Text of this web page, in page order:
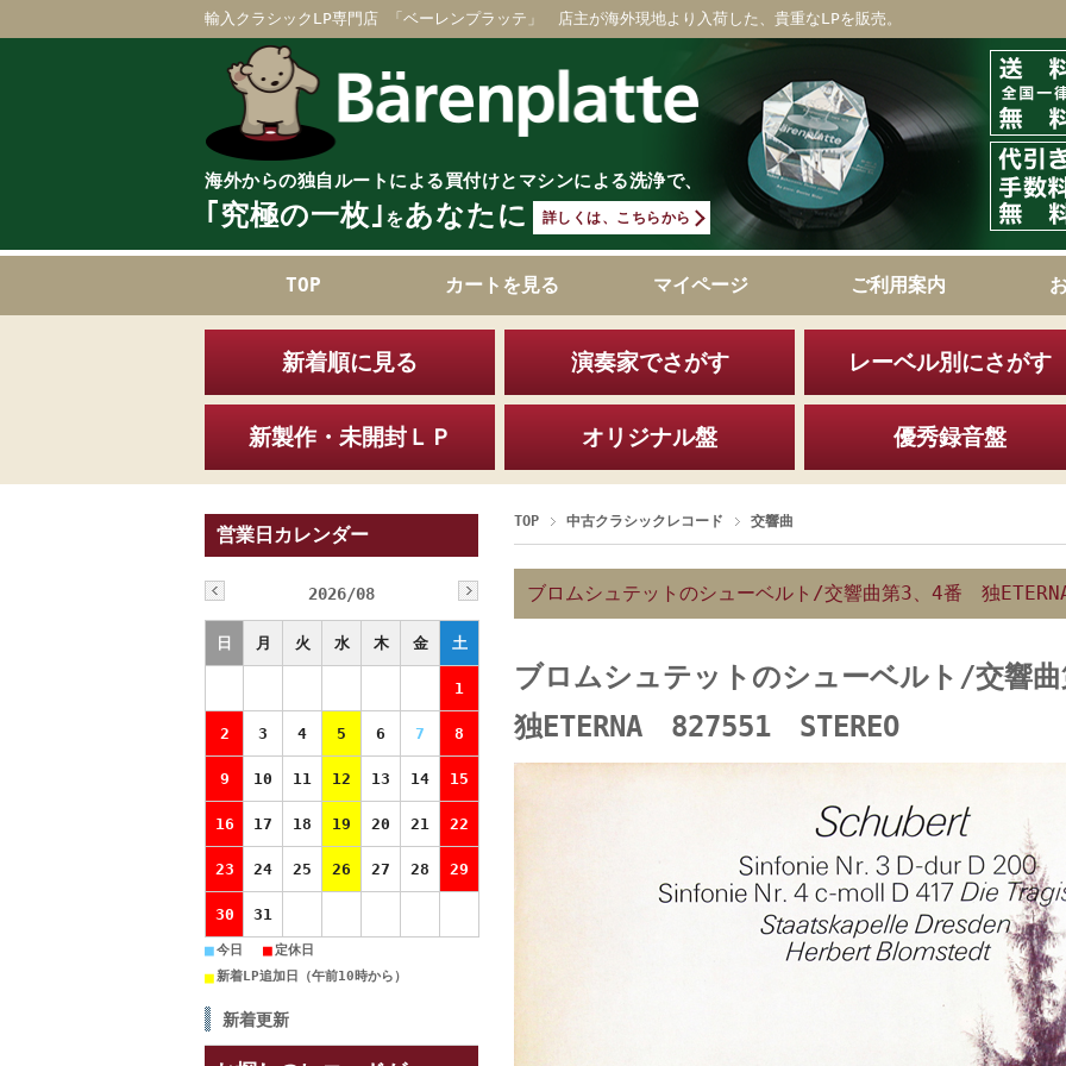
輸入クラシックLP専門店 「ベーレンプラッテ」 店主が海外現地より入荷した、貴重なLPを販売。
海外からの独自ルートによる買付けとマシンによる洗浄で、
｢究極の一枚｣ をあなたに 詳しくは、こちらから
TOP カートを見る マイページ ご利用案内
新着順に見る 演奏家でさがす レーベル別にさがす
新製作・未開封ＬＰ オリジナル盤 優秀録音盤
TOP 中古クラシックレコード 交響曲
ブロムシュテットのシューベルト/交響曲第3、4番 独
ブロムシュテットのシューベルト/交響
独ETERNA 827551 STEREO
営業日カレンダー
2026/08
日 月 火 水 木 金 土
1
2 3 4 5 6 7 8
9 10 11 12 13 14 15
16 17 18 19 20 21 22
23 24 25 26 27 28 29
30 31
■今日 ■ 定休日
■新着LP追加日（午前10時から）
新着更新